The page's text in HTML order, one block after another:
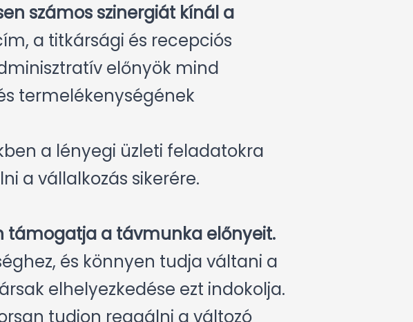
számos szinergiát kínál a
a titkársági és recepciós
előnyök mind
termelékenységének
a lényegi üzleti feladatokra
a vállalkozás sikerére.
támogatja a távmunka előnyeit.
és könnyen tudja váltani a
elhelyezkedése ezt indokolja.
tudjon reagálni a változó